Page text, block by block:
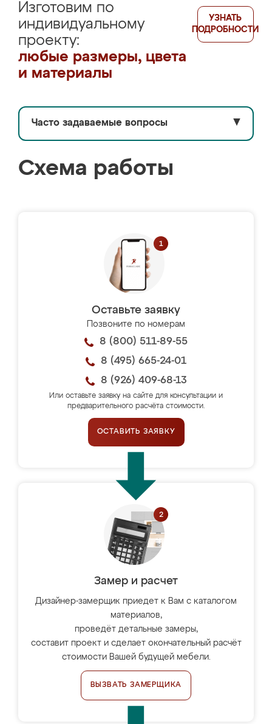
Изготовим по
индивидуальному
проекту:
любые размеры, цвета
и материалы
УЗНАТЬ
ПОДРОБНОСТИ
Часто задаваемые вопросы ▼
Схема работы
Оставьте заявку
Позвоните по номерам
8 (800) 511-89-55
8 (495) 665-24-01
8 (926) 409-68-13
Или оставьте заявку на сайте для консультации и
предварительного расчёта стоимости.
ОСТАВИТЬ ЗАЯВКУ
Замер и расчет
Дизайнер-замерщик приедет к Вам с каталогом
материалов,
проведёт детальные замеры,
составит проект и сделает окончательный расчёт
стоимости Вашей будущей мебели.
ВЫЗВАТЬ ЗАМЕРЩИКА